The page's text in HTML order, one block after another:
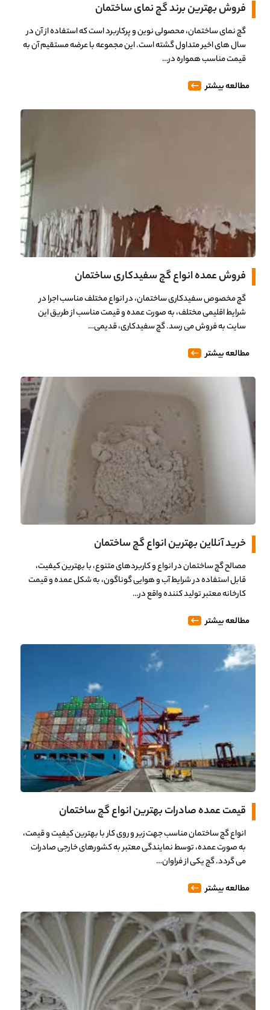
فروش بهترین برند گچ نمای ساختمان
گچ نمای ساختمان، محصولی نوین و پرکاربرد است که استفاده از آن در
سال های اخیر متداول گشته است. این مجموعه با عرضه مستقیم آن به
قیمت مناسب همواره در…
مطالعه بیشتر
فروش عمده انواع گچ سفیدکاری ساختمان
گچ مخصوص سفیدکاری ساختمان، در انواع مختلف مناسب اجرا در
شرایط اقلیمی مختلف، به صورت عمده و قیمت مناسب از طریق این
سایت به فروش می رسد. گچ سفیدکاری، قدیمی…
مطالعه بیشتر
خرید آنلاین بهترین انواع گچ ساختمان
مصالح گچ ساختمان در انواع و کاربردهای متنوع، با بهترین کیفیت،
قابل استفاده در شرایط آب و هوایی گوناگون، به شکل عمده و قیمت
کارخانه معتبر تولید کننده واقع در…
مطالعه بیشتر
قیمت عمده صادرات بهترین انواع گچ ساختمان
انواع گچ ساختمان مناسب جهت زیر و روی کار با بهترین کیفیت و قیمت،
به صورت عمده، توسط نمایندگی معتبر به کشورهای خارجی صادرات
می گردد. گچ یکی از فراوان…
مطالعه بیشتر